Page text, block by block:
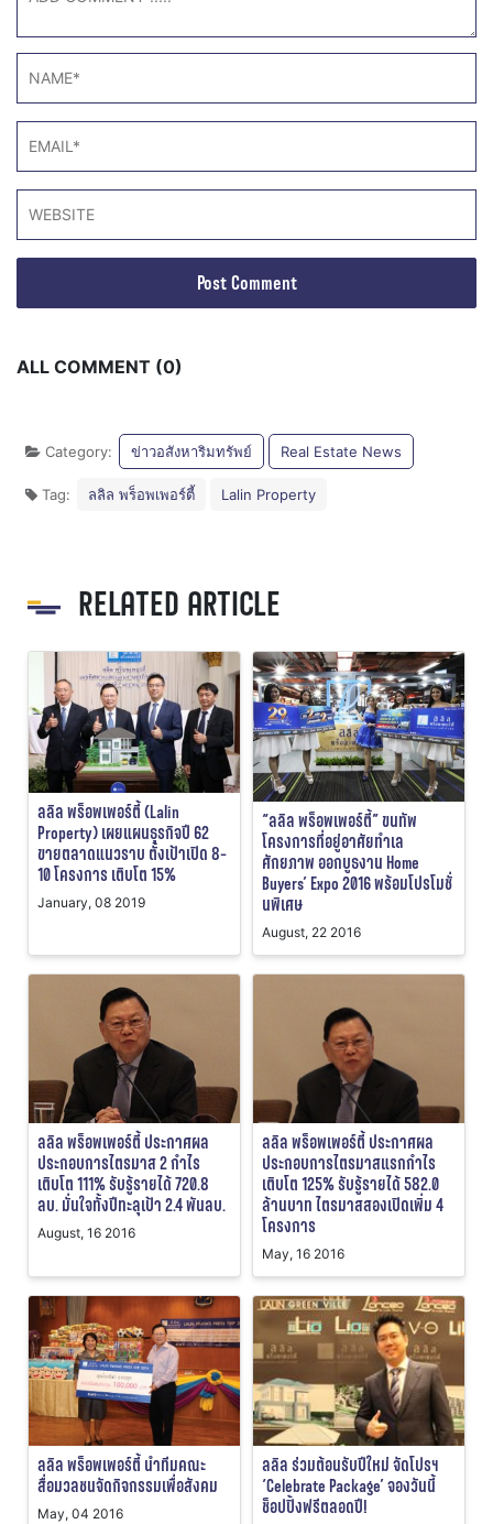
ALL COMMENT (0)
Category: ข่าวอสังหาริมทรัพย์ Real Estate News
Tag: ลลิล พร็อพเพอร์ตี้ Lalin Property
RELATED ARTICLE
ลลิล พร็อพเพอร์ตี้ (Lalin
Property) เผยแผนธุรกิจปี 62
ขายตลาดแนวราบ ตั้งเป้าเปิด 8-
10 โครงการ เติบโต 15%
January, 08 2019
“ลลิล พร็อพเพอร์ตี้” ขนทัพ
โครงการที่อยู่อาศัยทำเล
ศักยภาพ ออกบูธงาน Home
Buyers’ Expo 2016 พร้อมโปรโมชั่
นพิเศษ
August, 22 2016
ลลิล พร็อพเพอร์ตี้ ประกาศผล
ประกอบการไตรมาส 2 กำไร
เติบโต 111% รับรู้รายได้ 720.8
ลบ. มั่นใจทั้งปีทะลุเป้า 2.4 พันลบ.
August, 16 2016
ลลิล พร็อพเพอร์ตี้ ประกาศผล
ประกอบการไตรมาสแรกกำไร
เติบโต 125% รับรู้รายได้ 582.0
ล้านบาท ไตรมาสสองเปิดเพิ่ม 4
โครงการ
May, 16 2016
ลลิล พร็อพเพอร์ตี้ นำทีมคณะ
สื่อมวลชนจัดกิจกรรมเพื่อสังคม
May, 04 2016
ลลิล ร่วมต้อนรับปีใหม่ จัดโปรฯ
‘Celebrate Package’ จองวันนี้
ช็อปปิ้งฟรีตลอดปี!